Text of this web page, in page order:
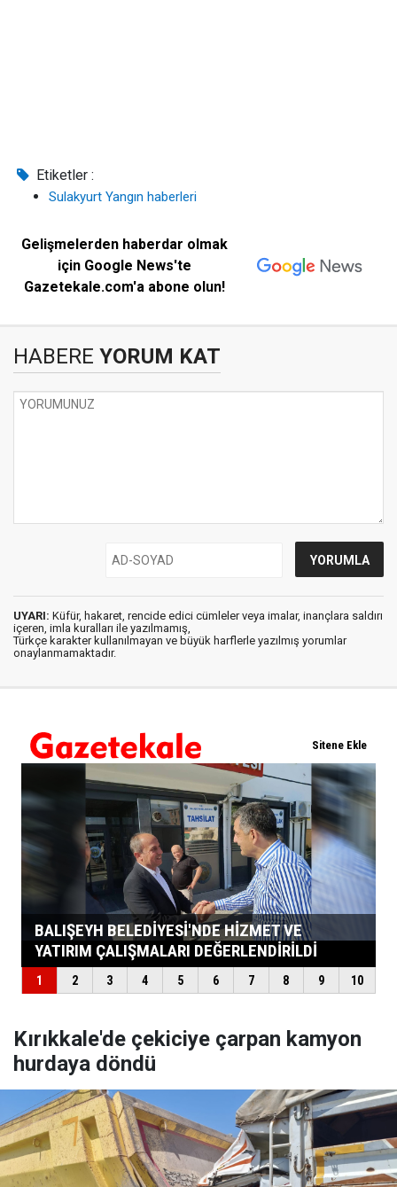
Etiketler :
Sulakyurt Yangın haberleri
Gelişmelerden haberdar olmak
için Google News'te
Gazetekale.com'a abone olun!
HABERE YORUM KAT
UYARI: Küfür, hakaret, rencide edici cümleler veya imalar, inançlara saldırı
içeren, imla kuralları ile yazılmamış,
Türkçe karakter kullanılmayan ve büyük harflerle yazılmış yorumlar
onaylanmamaktadır.
Kırıkkale'de çekiciye çarpan kamyon
hurdaya döndü